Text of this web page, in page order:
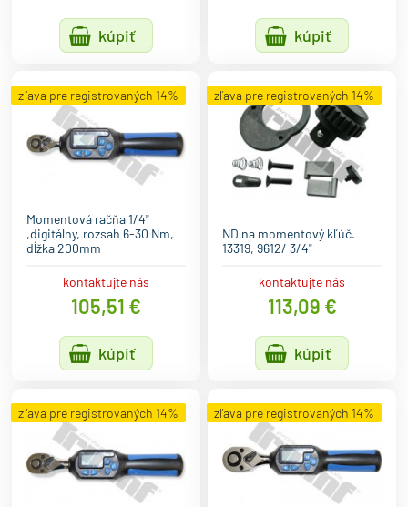
kúpiť kúpiť
zľava pre registrovaných 14%
Momentová račňa 1/4"
,digitálny, rozsah 6-30 Nm,
dĺžka 200mm
kontaktujte nás
105,51 €
kúpiť
zľava pre registrovaných 14%
ND na momentový kľúč.
13319, 9612/ 3/4"
kontaktujte nás
113,09 €
kúpiť
zľava pre registrovaných 14% zľava pre registrovaných 14%